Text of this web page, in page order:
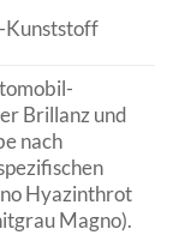
Kunststoff
Brillanz und
nach
Hyazinthrot
Magno).